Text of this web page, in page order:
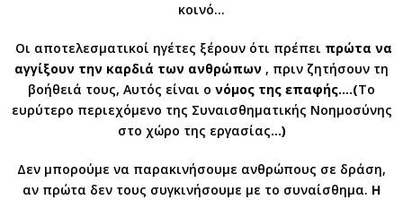
κοινό…
Οι αποτελεσματικοί ηγέτες ξέρουν ότι πρέπει πρώτα να
αγγίξουν την καρδιά των ανθρώπων , πριν ζητήσουν τη
βοήθειά τους, Αυτός είναι ο νόμος της επαφής….(Το
ευρύτερο περιεχόμενο της Συναισθηματικής Νοημοσύνης
στο χώρο της εργασίας…)
Δεν μπορούμε να παρακινήσουμε ανθρώπους σε δράση,
αν πρώτα δεν τους συγκινήσουμε με το συναίσθημα. Η